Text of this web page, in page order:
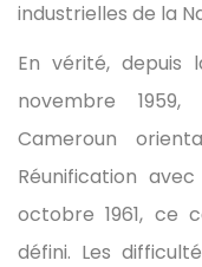
industrielles de la
En vérité,
novembre
Cameroun
Réunification
octobre 1961, ce
défini. Les